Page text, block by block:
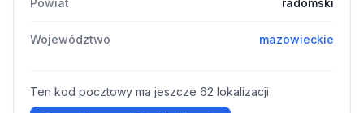
Powiat radomski
Województwo mazowieckie
Ten kod pocztowy ma jeszcze 62 lokalizacji